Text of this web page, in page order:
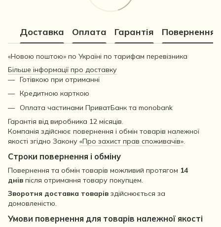
Доставка Оплата Гарантія Повернення
«Новою поштою» по Україні по тарифам перевізника
Більше інформації про доставку
Готівкою при отриманні
Кредитною карткою
Оплата частинами ПриватБанк та monobank
Гарантія від виробника 12 місяців.
Компанія здійснює повернення і обмін товарів належної
якості згідно Закону «Про захист прав споживачів».
Строки повернення і обміну
Повернення та обмін товарів можливий протягом 14
днів після отримання товару покупцем.
Зворотня доставка товарів здійснюється за
домовленістю.
Умови повернення для товарів належної якості